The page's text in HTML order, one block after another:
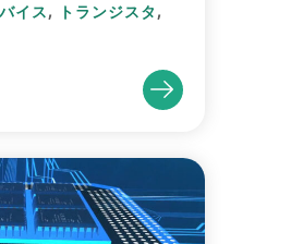
イス, トランジスタ ,